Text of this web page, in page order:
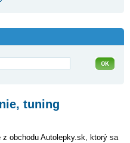
tuning
z obchodu Autolepky.sk, ktorý sa